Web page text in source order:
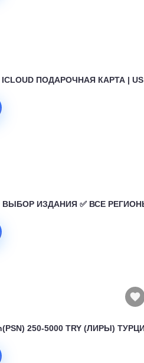
ICLOUD ПОДАРОЧНАЯ КАРТА |
+ ВЫБОР ИЗДАНИЯ ✅ ВСЕ
250-5000 TRY (ЛИРЫ)